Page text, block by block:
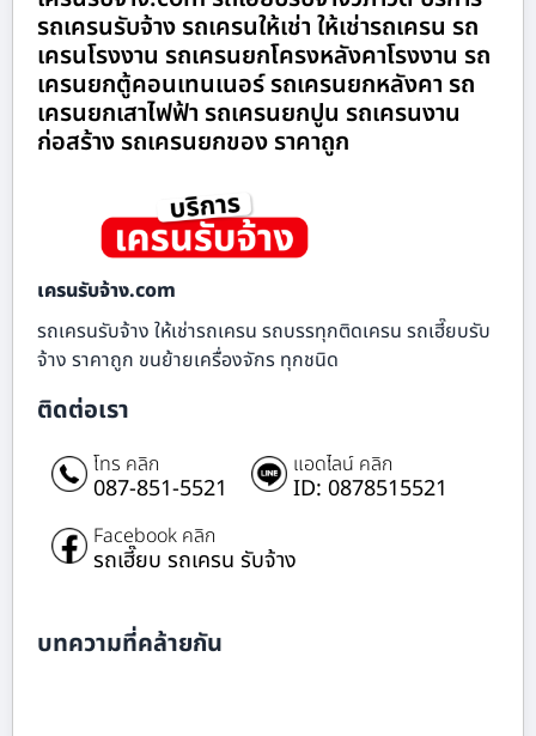
รถเครนรับจ้าง รถเครนให้เช่า ให้เช่ารถเครน รถ
เครนโรงงาน รถเครนยกโครงหลังคาโรงงาน รถ
เครนยกตู้คอนเทนเนอร์ รถเครนยกหลังคา รถ
เครนยกเสาไฟฟ้า รถเครนยกปูน รถเครนงาน
ก่อสร้าง รถเครนยกของ ราคาถูก
เครนรับจ้าง.com
รถเครนรับจ้าง ให้เช่ารถเครน รถบรรทุกติดเครน รถเฮี๊ยบรับ
จ้าง ราคาถูก ขนย้ายเครื่องจักร ทุกชนิด
ติดต่อเรา
โทร คลิก
087-851-5521
แอดไลน์ คลิก
ID: 0878515521
Facebook คลิก
รถเฮี๊ยบ รถเครน รับจ้าง
บทความที่คล้ายกัน